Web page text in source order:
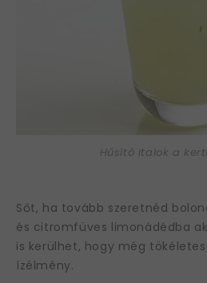
Hűsítő italok a
Sőt, ha tovább szeretnéd
és citromfüves limonádédba
is kerülhet, hogy még
ízélmény.